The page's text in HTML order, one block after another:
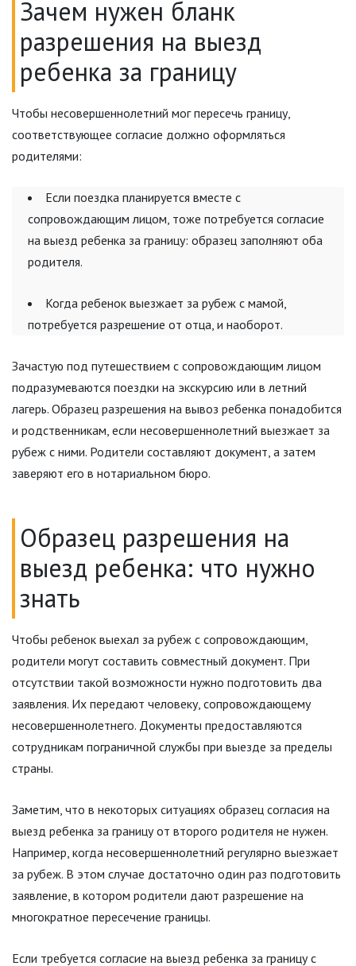
Зачем нужен бланк
разрешения на выезд
ребенка за границу
Чтобы несовершеннолетний мог пересечь границу,
соответствующее согласие должно оформляться
родителями:
Если поездка планируется вместе с
сопровождающим лицом, тоже потребуется согласие
на выезд ребенка за границу: образец заполняют оба
родителя.
Когда ребенок выезжает за рубеж с мамой,
потребуется разрешение от отца, и наоборот.
Зачастую под путешествием с сопровождающим лицом
подразумеваются поездки на экскурсию или в летний
лагерь. Образец разрешения на вывоз ребенка понадобится
и родственникам, если несовершеннолетний выезжает за
рубеж с ними. Родители составляют документ, а затем
заверяют его в нотариальном бюро.
Образец разрешения на
выезд ребенка: что нужно
знать
Чтобы ребенок выехал за рубеж с сопровождающим,
родители могут составить совместный документ. При
отсутствии такой возможности нужно подготовить два
заявления. Их передают человеку, сопровождающему
несовершеннолетнего. Документы предоставляются
сотрудникам пограничной службы при выезде за пределы
страны.
Заметим, что в некоторых ситуациях образец согласия на
выезд ребенка за границу от второго родителя не нужен.
Например, когда несовершеннолетний регулярно выезжает
за рубеж. В этом случае достаточно один раз подготовить
заявление, в котором родители дают разрешение на
многократное пересечение границы.
Если требуется согласие на выезд ребенка за границу с